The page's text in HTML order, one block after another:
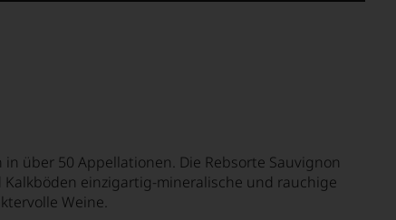
über 50 Appellationen. Die Rebsorte Sauvignon
einzigartig-mineralische und rauchige
Weine.